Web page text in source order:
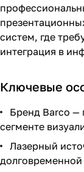
систем, где
интеграция в
Ключевые
Бренд Barco —
сегменте
Лазерный
долговременной